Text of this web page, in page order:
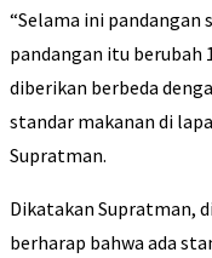
“Selama ini
pandangan itu berubah
diberikan berbeda
standar makanan di
Supratman.
Dikatakan Supratman,
berharap bahwa ada